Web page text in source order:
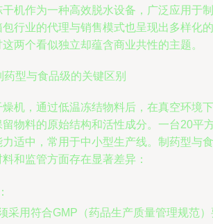
机作为一种高效脱水设备，广泛应用于制
行业的代理与销售模式也呈现出多样化的
两个看似独立却蕴含商业共性的主题。
型与食品级的关键区别
机，通过低温冻结物料后，在真空环境下
物料的原始结构和活性成分。一台20平
适中，常用于中小型生产线。制药型与食
和监管方面存在显著差异：
采用符合GMP（药品生产质量管理规范）